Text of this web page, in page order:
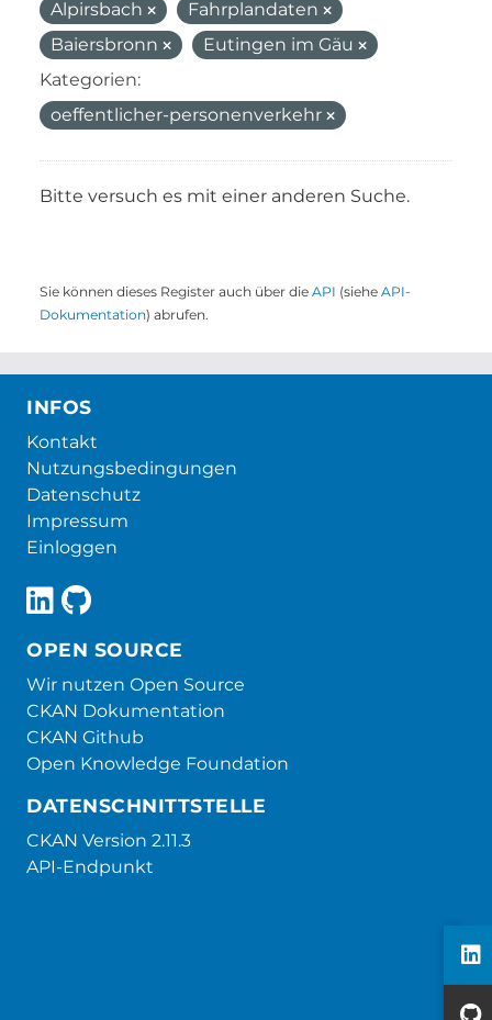
Alpirsbach
Fahrplandaten
Baiersbronn
Eutingen im Gäu
Kategorien:
oeffentlicher-personenverkehr
Bitte versuch es mit einer anderen Suche.
Sie können dieses Register auch über die API (siehe API-
Dokumentation) abrufen.
INFOS
Kontakt
Nutzungsbedingungen
Datenschutz
Impressum
Einloggen
OPEN SOURCE
Wir nutzen Open Source
CKAN Dokumentation
CKAN Github
Open Knowledge Foundation
DATENSCHNITTSTELLE
CKAN Version 2.11.3
API-Endpunkt